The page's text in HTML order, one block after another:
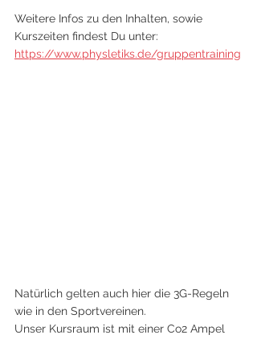
Weitere Infos zu den Inhalten, sowie
Kurszeiten findest Du unter:
https://www.physletiks.de/gruppentraining
Natürlich gelten auch hier die 3G-Regeln
wie in den Sportvereinen.
Unser Kursraum ist mit einer Co2 Ampel